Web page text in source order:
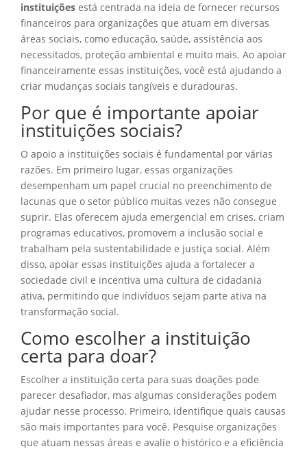
instituições está centrada na ideia de fornecer recursos
financeiros para organizações que atuam em diversas
áreas sociais, como educação, saúde, assistência aos
necessitados, proteção ambiental e muito mais. Ao apoiar
financeiramente essas instituições, você está ajudando a
criar mudanças sociais tangíveis e duradouras.
Por que é importante apoiar
instituições sociais?
O apoio a instituições sociais é fundamental por várias
razões. Em primeiro lugar, essas organizações
desempenham um papel crucial no preenchimento de
lacunas que o setor público muitas vezes não consegue
suprir. Elas oferecem ajuda emergencial em crises, criam
programas educativos, promovem a inclusão social e
trabalham pela sustentabilidade e justiça social. Além
disso, apoiar essas instituições ajuda a fortalecer a
sociedade civil e incentiva uma cultura de cidadania
ativa, permitindo que indivíduos sejam parte ativa na
transformação social.
Como escolher a instituição
certa para doar?
Escolher a instituição certa para suas doações pode
parecer desafiador, mas algumas considerações podem
ajudar nesse processo. Primeiro, identifique quais causas
são mais importantes para você. Pesquise organizações
que atuam nessas áreas e avalie o histórico e a eficiência